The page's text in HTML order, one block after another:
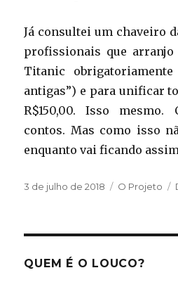
Já consultei um chaveiro
profissionais que
Titanic
antigas”) e para unificar
R$150,00. Isso mesmo.
contos. Mas como isso
enquanto vai ficando
Publicado
3 de julho de 2018 Categorias
O Projeto
QUEM É O LOUCO?